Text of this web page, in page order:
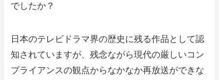
でしたか？
日本のテレビドラマ界の歴史に残る作品として認
知されていますが、残念ながら現代の厳しいコン
プライアンスの観点からなかなか再放送ができな